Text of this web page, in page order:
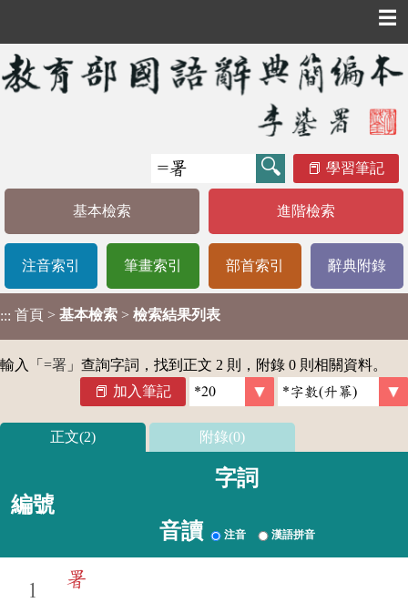
☰
學習筆記
基本檢索 進階檢索
注音索引 筆畫索引 部首索引 辭典附錄
::: 首頁 > 基本檢索 > 檢索結果列表
輸入「 =署 」查詢字詞，找到正文 2 則，附錄 0 則相關資料。
加入筆記
正文(2) 附錄(0)
編號
字詞
音讀 注音 漢語拼音
1
署